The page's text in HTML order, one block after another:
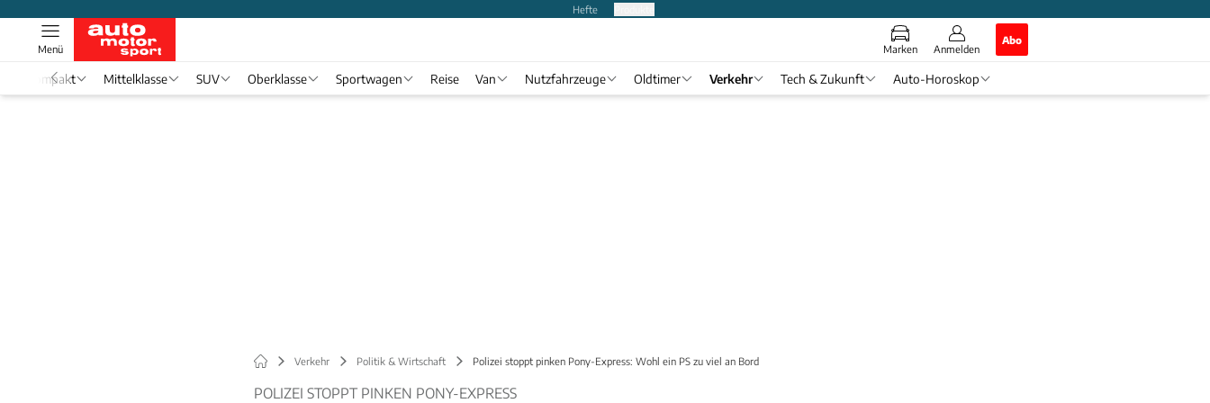
Hefte
Marken Anmelden
Abo
Menü
Kompakt Mittelklasse SUV Oberklasse Sportwagen Reise Van Nutzfahrzeuge Oldtimer Verkehr Tech & Zukunft Auto-Horoskop
Verkehr Politik & Wirtschaft Polizei stoppt pinken Pony-Express: Wohl ein PS zu viel an Bord
POLIZEI STOPPT PINKEN PONY-EXPRESS